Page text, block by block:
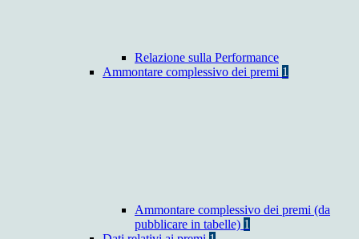
Relazione sulla Performance
Ammontare complessivo dei premi 1
Ammontare complessivo dei premi (da
pubblicare in tabelle) 1